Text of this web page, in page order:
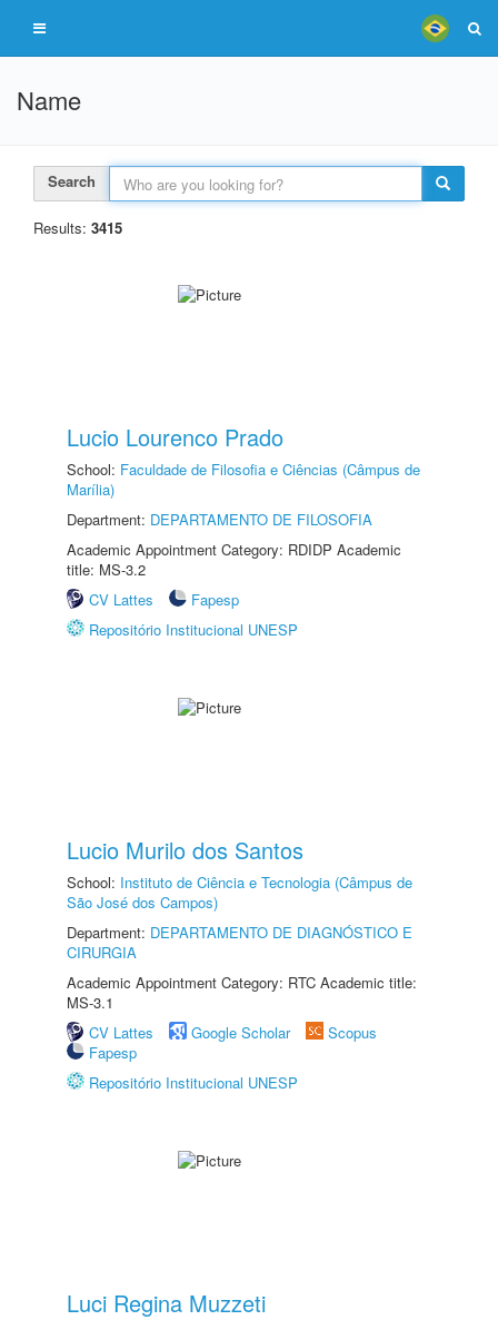
Name
Search
Results: 3415
Lucio Lourenco Prado
School: Faculdade de Filosofia e Ciências (Câmpus de
Marília)
Department: DEPARTAMENTO DE FILOSOFIA
Academic Appointment Category: RDIDP Academic
title: MS-3.2
CV Lattes
Fapesp
Repositório Institucional UNESP
Lucio Murilo dos Santos
School: Instituto de Ciência e Tecnologia (Câmpus de
São José dos Campos)
Department: DEPARTAMENTO DE DIAGNÓSTICO E
CIRURGIA
Academic Appointment Category: RTC Academic title:
MS-3.1
CV Lattes
Google Scholar
Scopus
Fapesp
Repositório Institucional UNESP
Luci Regina Muzzeti